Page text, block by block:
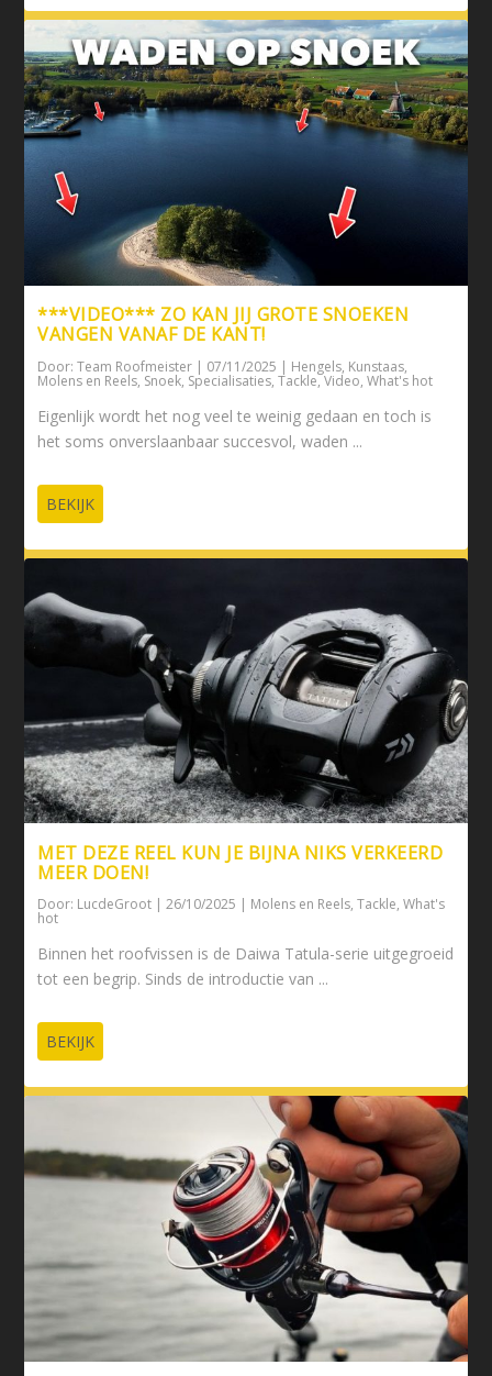
***VIDEO*** ZO KAN JIJ GROTE SNOEKEN
VANGEN VANAF DE KANT!
Door:Team Roofmeister | 07/11/2025 | Hengels, Kunstaas,
Molens en Reels, Snoek, Specialisaties,Tackle,Video,What's hot
Eigenlijk wordt het nog veel te weinig gedaan en toch is
het soms onverslaanbaar succesvol, waden ...
BEKIJK
MET DEZE REEL KUN JE BIJNA NIKS VERKEERD
MEER DOEN!
Door: LucdeGroot |26/10/2025 | Molens en Reels,Tackle,What's
hot
Binnen het roofvissen is de Daiwa Tatula-serie uitgegroeid
tot een begrip. Sinds de introductie van ...
BEKIJK